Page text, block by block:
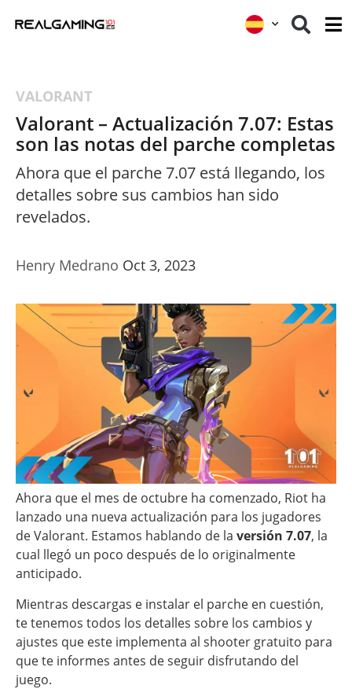
VALORANT
Valorant – Actualización 7.07: Estas
son las notas del parche completas
Ahora que el parche 7.07 está llegando, los
detalles sobre sus cambios han sido
revelados.
Henry Medrano Oct 3, 2023
Ahora que el mes de octubre ha comenzado, Riot ha
lanzado una nueva actualización para los jugadores
de Valorant. Estamos hablando de la versión 7.07, la
cual llegó un poco después de lo originalmente
anticipado.
Mientras descargas e instalar el parche en cuestión,
te tenemos todos los detalles sobre los cambios y
ajustes que este implementa al shooter gratuito para
que te informes antes de seguir disfrutando del
juego.